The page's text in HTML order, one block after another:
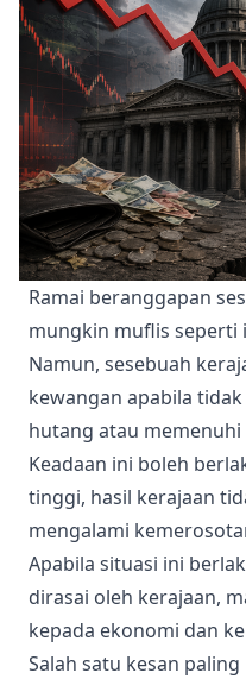
Ramai beranggapan
mungkin muflis seperti
Namun, sesebuah
kewangan apabila
hutang atau
Keadaan ini boleh
tinggi, hasil kerajaan
mengalami
Apabila situasi ini
dirasai oleh kerajaan,
kepada ekonomi dan
Salah satu kesan